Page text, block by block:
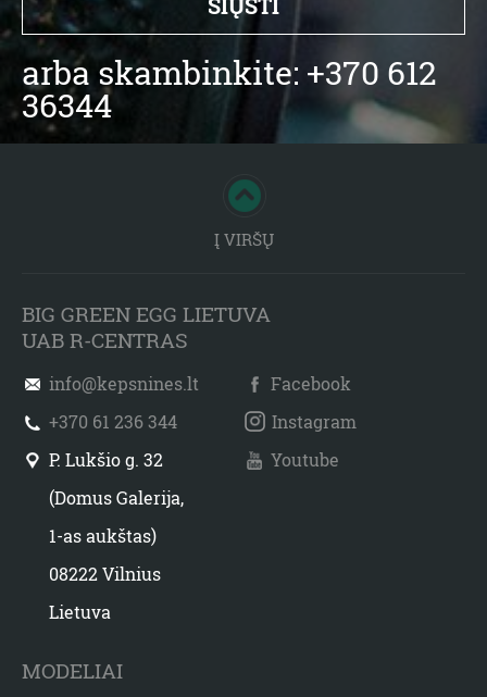
arba skambinkite: +370 612
36344
Į VIRŠŲ
BIG GREEN EGG LIETUVA
UAB R-CENTRAS
info@kepsnines.lt
+370 61 236 344
P. Lukšio g. 32
(Domus Galerija,
1-as aukštas)
08222 Vilnius
Lietuva
Facebook
Instagram
Youtube
MODELIAI